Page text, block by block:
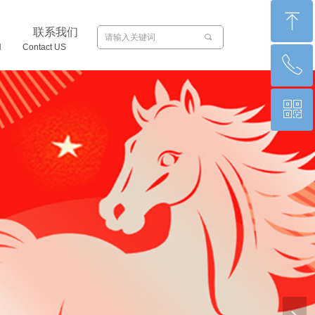
联系我们 끠
Contact US
ꁸ
回到顶部
ꂅ
0871-65011066
ꀥ
微信二维码